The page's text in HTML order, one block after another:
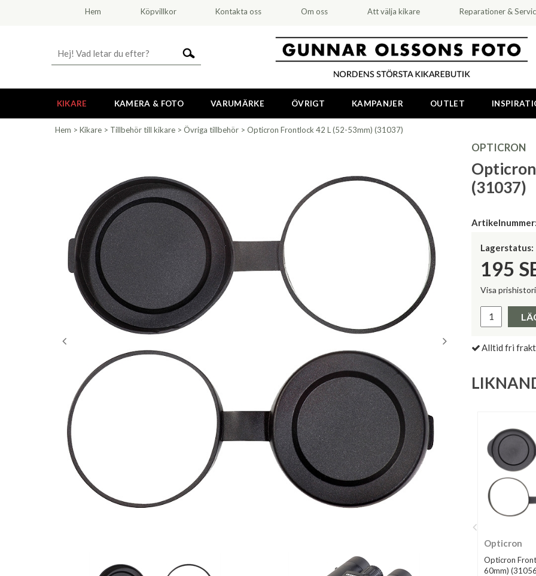
Hem Köpvillkor Kontakta oss Om oss Att välja kikare Reparationer &
KIKARE KAMERA & FOTO VARUMÄRKE ÖVRIGT KAMPANJER OUTLET
Hem > Kikare > Tillbehör till kikare > Övriga tillbehör > Opticron Frontlock 42 L (52-53mm) (31037)
OPTICRON
(31037)
Lagerstatus:
195
Visa
Alltid fri
Opticron
Opticron
60mm)